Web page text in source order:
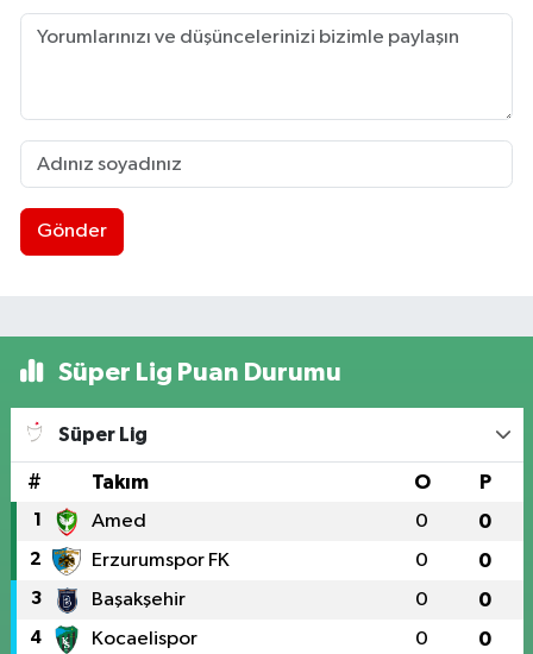
Gönder
Süper Lig Puan Durumu
Süper Lig
# Takım O P
1 Amed 0 0
2 Erzurumspor FK 0 0
3 Başakşehir 0 0
4 Kocaelispor 0 0